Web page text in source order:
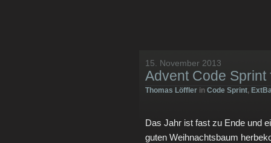
15. November 2013
Advent Code Sprint
Thomas Löffler in Code Sprint,
Das Jahr ist fast zu Ende und
guten Weihnachtsbaum